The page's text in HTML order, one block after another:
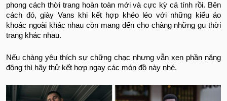
phong cách thời trang hoàn toàn mới và cực kỳ cá tính rồi. Bên
cách đó, giày Vans khi kết hợp khéo léo với những kiểu áo
khoác ngoài khác nhau còn mang đến cho chàng những gu thời
trang khác nhau.
Nếu chàng yêu thích sự chững chạc nhưng vẫn xen phần năng
động thì hãy thử kết hợp ngay các món đồ này nhé.